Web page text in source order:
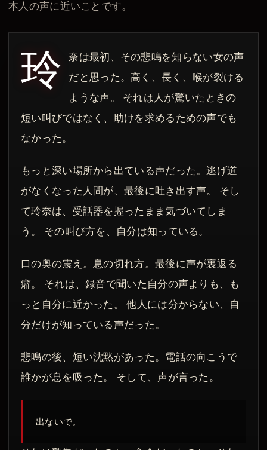
本人の声に近いことです。
玲
奈は最初、その悲鳴を知らない女の声
だと思った。高く、長く、喉が裂ける
ような声。 それは人が驚いたときの
短い叫びではなく、助けを求めるための声でも
なかった。
もっと深い場所から出ている声だった。逃げ道
がなくなった人間が、最後に吐き出す声。 そし
て玲奈は、受話器を握ったまま気づいてしま
う。 その叫び方を、自分は知っている。
口の奥の震え。息の切れ方。最後に声が裏返る
癖。 それは、録音で聞いた自分の声よりも、も
っと自分に近かった。 他人には分からない、自
分だけが知っている声だった。
悲鳴の後、短い沈黙があった。電話の向こうで
誰かが息を吸った。 そして、声が言った。
出ないで。